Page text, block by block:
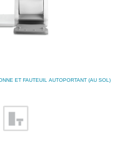
ET FAUTEUIL AUTOPORTANT (AU SOL)